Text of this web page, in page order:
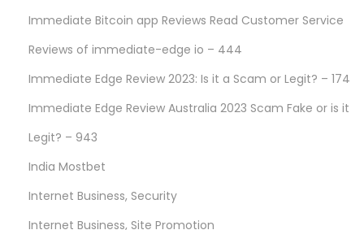
Immediate Bitcoin app Reviews Read Customer Service
Reviews of immediate-edge io – 444
Immediate Edge Review 2023: Is it a Scam or Legit? – 174
Immediate Edge Review Australia 2023 Scam Fake or is it
Legit? – 943
India Mostbet
Internet Business, Security
Internet Business, Site Promotion